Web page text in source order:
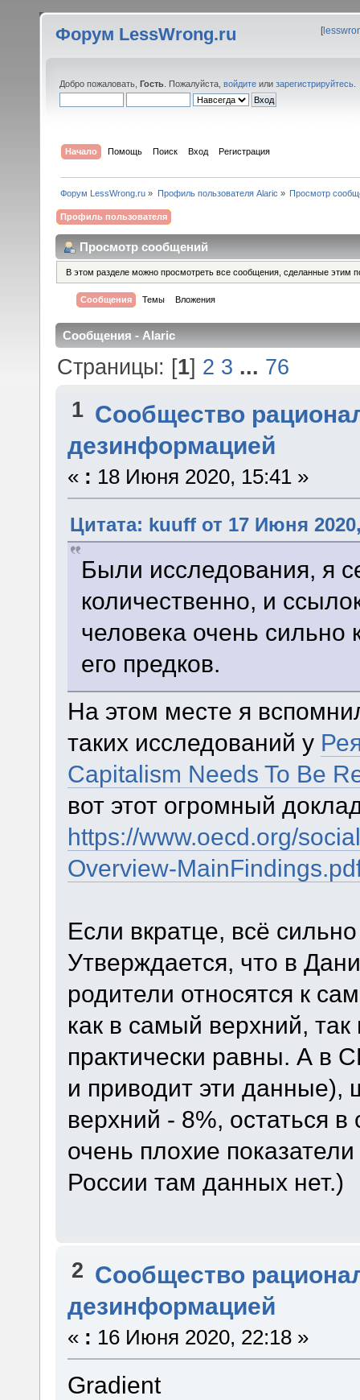
Форум LessWrong.ru [
Добро пожаловать, Гость . Пожалуйста, войдите или зарегистрируйтесь
Начало Помощь Поиск Вход Регистрация
Форум LessWrong.ru » Профиль пользователя Alaric » Просмотр
Профиль пользователя
Просмотр сообщений
В этом разделе можно просмотреть все сообщения, сделанные этим
Сообщения Темы Вложения
Сообщения - Alaric
Страницы: [1] 2 3 ... 76
1 Сообщество
дезинформацией
« : 18 Июня 2020, 15:41 »
Цитата: kuuff от 17 Июня
Были исследования, я
количественно, и
человека очень сильно
его предков.
На этом месте я
таких исследований у
Capitalism Needs To Be
вот этот огромный
https://www.oecd.org/
Overview-
Если вкратце, всё
Утверждается, что в
родители относятся к
как в самый верхний,
практически равны. А в
и приводит эти
верхний - 8%, остаться
очень плохие
России там данных нет.)
2 Сообщество
дезинформацией
« : 16 Июня 2020, 22:18 »
Gradient